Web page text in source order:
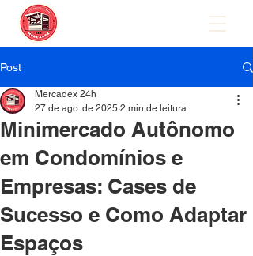
Post
Minimercado Autônomo
em Condomínios e
Empresas: Cases de
Sucesso e Como Adaptar
Espaços
Mercadex 24h
27 de ago. de 2025 2 min de leitura